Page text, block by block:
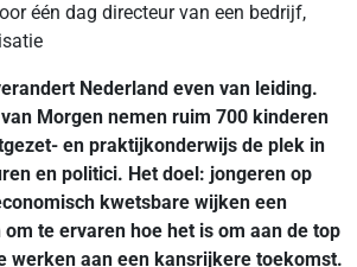
één dag directeur van een bedrijf,
Nederland even van leiding.
Morgen nemen ruim 700 kinderen
en praktijkonderwijs de plek in
en politici. Het doel: jongeren op
kwetsbare wijken een
te ervaren hoe het is om aan de top
werken aan een kansrijkere toekomst.